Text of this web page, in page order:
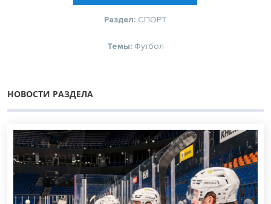
Раздел: СПОРТ
Темы: Футбол
НОВОСТИ РАЗДЕЛА